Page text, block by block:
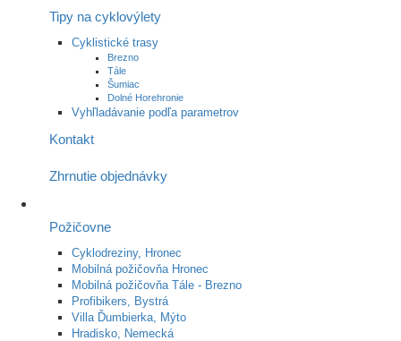
Tipy na cyklovýlety
Cyklistické trasy
Brezno
Tále
Šumiac
Dolné Horehronie
Vyhľladávanie podľa parametrov
Kontakt
Zhrnutie objednávky
Požičovne
Cyklodreziny, Hronec
Mobilná požičovňa Hronec
Mobilná požičovňa Tále - Brezno
Profibikers, Bystrá
Villa Ďumbierka, Mýto
Hradisko, Nemecká